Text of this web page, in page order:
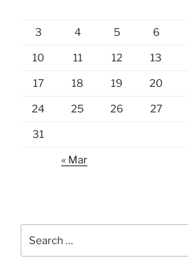
3 4 5 6
10 11 12 13
17 18 19 20
24 25 26 27
31
« Mar
for: